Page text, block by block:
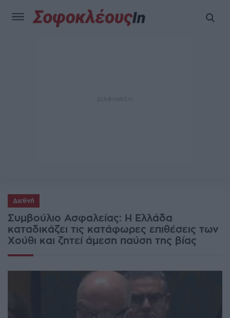
Διεθνή
Συμβούλιο Ασφαλείας: Η Ελλάδα
καταδικάζει τις κατάφωρες επιθέσεις των
Χούθι και ζητεί άμεση παύση της βίας